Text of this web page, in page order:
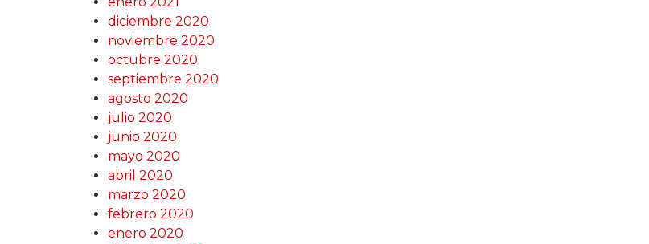
diciembre 2020
noviembre 2020
octubre 2020
septiembre 2020
agosto 2020
julio 2020
junio 2020
mayo 2020
abril 2020
marzo 2020
febrero 2020
enero 2020